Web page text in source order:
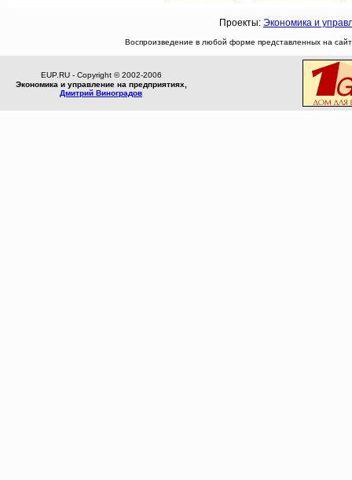
Проекты: Экономика и
Воспроизведение в любой форме представленных на
EUP.RU - Copyright © 2002-2006
Экономика и управление на предприятиях,
Дмитрий Виноградов